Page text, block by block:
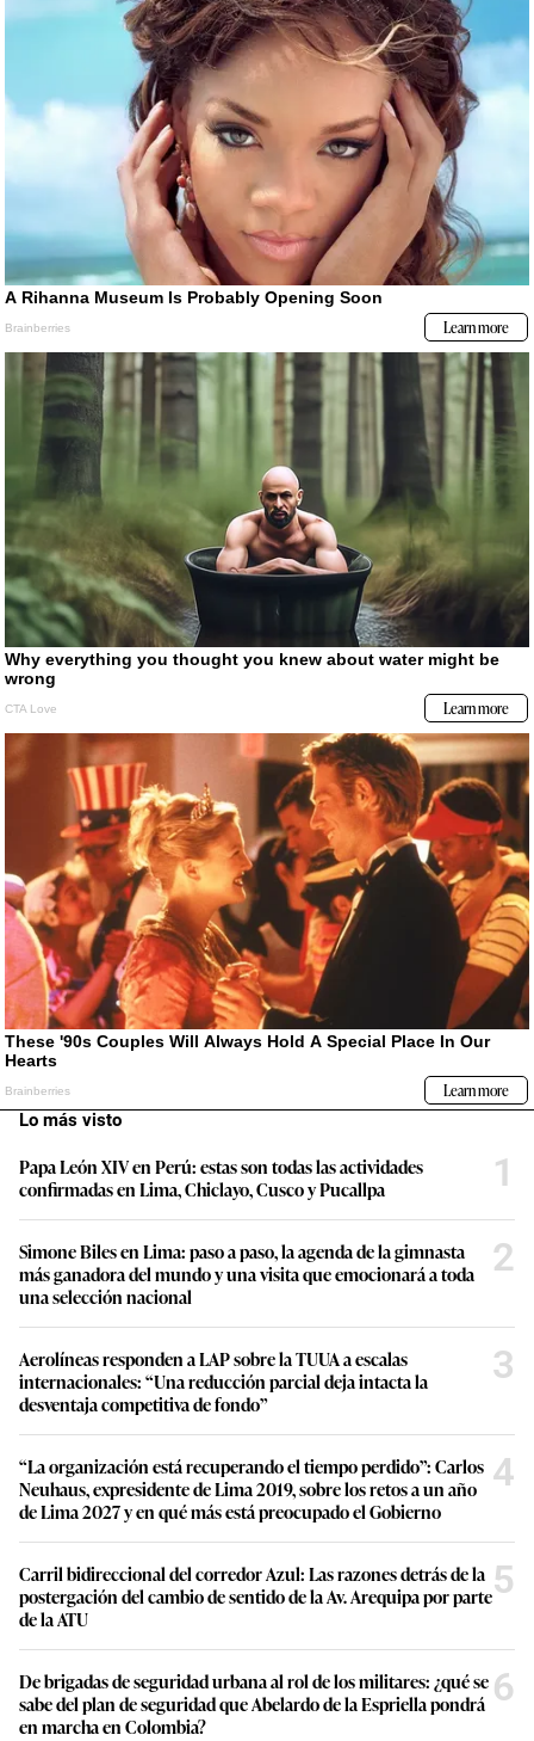
Lo más visto
Papa León XIV en Perú: estas son todas las actividades
confirmadas en Lima, Chiclayo, Cusco y Pucallpa
1
Simone Biles en Lima: paso a paso, la agenda de la gimnasta
más ganadora del mundo y una visita que emocionará a toda
una selección nacional
2
Aerolíneas responden a LAP sobre la TUUA a escalas
internacionales: “Una reducción parcial deja intacta la
desventaja competitiva de fondo”
3
“La organización está recuperando el tiempo perdido”: Carlos
Neuhaus, expresidente de Lima 2019, sobre los retos a un año
de Lima 2027 y en qué más está preocupado el Gobierno
4
Carril bidireccional del corredor Azul: Las razones detrás de la
postergación del cambio de sentido de la Av. Arequipa por parte
de la ATU
5
De brigadas de seguridad urbana al rol de los militares: ¿qué se
sabe del plan de seguridad que Abelardo de la Espriella pondrá
en marcha en Colombia?
6